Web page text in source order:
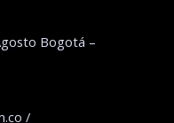
Bogotá –
/